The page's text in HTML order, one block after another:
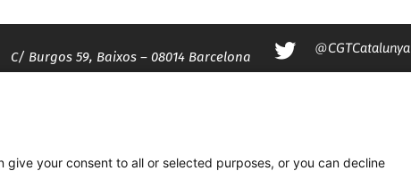
C/ Burgos 59, Baixos – 08014 Barcelona
935 120 481
@CGTCatalunya
your consent to all or selected purposes, or you can decline